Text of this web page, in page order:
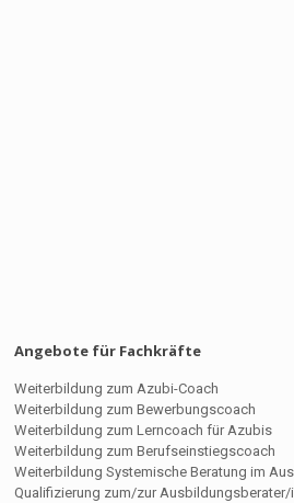
Angebote für Fachkräfte
Weiterbildung zum Azubi-Coach
Weiterbildung zum Bewerbungscoach
Weiterbildung zum Lerncoach für Azubis
Weiterbildung zum Berufseinstiegscoach
Weiterbildung Systemische Beratung im
Qualifizierung zum/zur Ausbildungsberater/